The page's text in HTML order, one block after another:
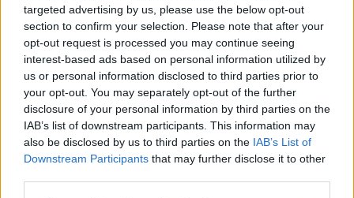
targeted advertising by us, please use the below opt-out
section to confirm your selection. Please note that after your
opt-out request is processed you may continue seeing
interest-based ads based on personal information utilized by
us or personal information disclosed to third parties prior to
your opt-out. You may separately opt-out of the further
disclosure of your personal information by third parties on the
IAB’s list of downstream participants. This information may
also be disclosed by us to third parties on the IAB’s List of
Downstream Participants that may further disclose it to other
Xαρακτήρες: 0/1000
Διαβάστε και ακολουθήστε τους κανόνες σχολιασμού
TRENDING